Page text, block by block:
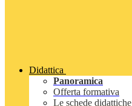
Didattica
Panoramica
Offerta formativa
Le schede didattiche